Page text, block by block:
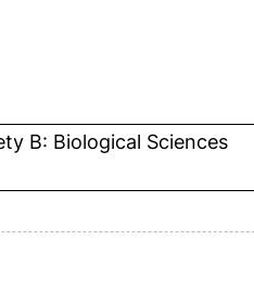
B: Biological Sciences